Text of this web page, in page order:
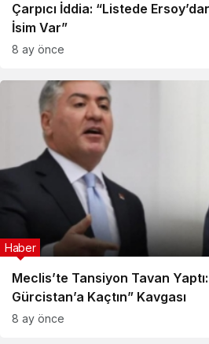
Çarpıcı İddia: “Listede
İsim Var”
8 ay önce
Meclis’te Tansiyon Tavan
Gürcistan’a Kaçtın” Kavgası
Haber
8 ay önce